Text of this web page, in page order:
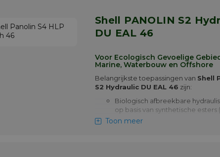
Shell PANOLIN S2 Hydraulic
DU EAL 46
Voor Ecologisch Gevoelige
Marine, Waterbouw en Offshore
Belangrijkste toepassingen van Shell
S2 Hydraulic DU EAL 46 zijn:
Biologisch afbreekbare
op basis van synthetische esters
Voor toepassing in gebieden met
Toon meer